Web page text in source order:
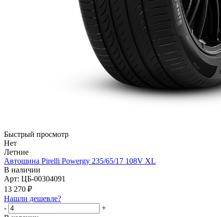
Быстрый просмотр
Нет
Летние
Автошина Pirelli Powergy 235/65/17 108V XL
В наличии
Арт: ЦБ-00304091
13 270 ₽
Нашли дешевле?
-
+